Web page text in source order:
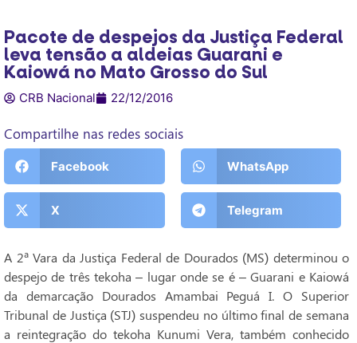
Pacote de despejos da Justiça Federal
leva tensão a aldeias Guarani e
Kaiowá no Mato Grosso do Sul
CRB Nacional 22/12/2016
Compartilhe nas redes sociais
Facebook WhatsApp
X Telegram
A 2ª Vara da Justiça Federal de Dourados (MS) determinou o
despejo de três tekoha – lugar onde se é – Guarani e Kaiowá
da demarcação Dourados Amambai Peguá I. O Superior
Tribunal de Justiça (STJ) suspendeu no último final de semana
a reintegração do tekoha Kunumi Vera, também conhecido